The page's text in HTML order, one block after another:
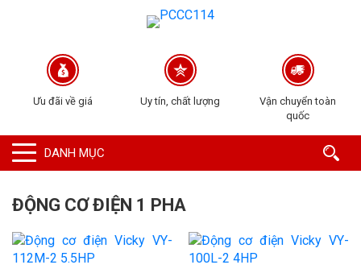
Ưu đãi về giá Uy tín, chất lượng
Vận chuyển toàn
quốc
DANH MỤC
ĐỘNG CƠ ĐIỆN 1 PHA